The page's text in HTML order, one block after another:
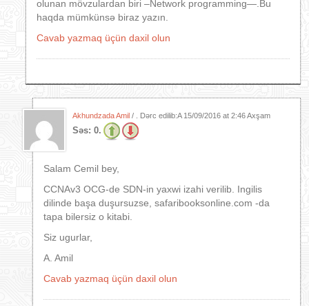
olunan mövzulardan biri –Network programming—.Bu
haqda mümkünsə biraz yazın.
Cavab yazmaq üçün daxil olun
Akhundzada Amil / . Dərc edilib:A 15/09/2016 at 2:46 Axşam
Səs: 0.
Salam Cemil bey,
CCNAv3 OCG-de SDN-in yaxwi izahi verilib. Ingilis
dilinde başa duşursuzse, safaribooksonline.com -da
tapa bilersiz o kitabi.
Siz ugurlar,
A. Amil
Cavab yazmaq üçün daxil olun